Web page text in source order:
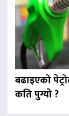
बढाइएको
कति पुग्यो ?